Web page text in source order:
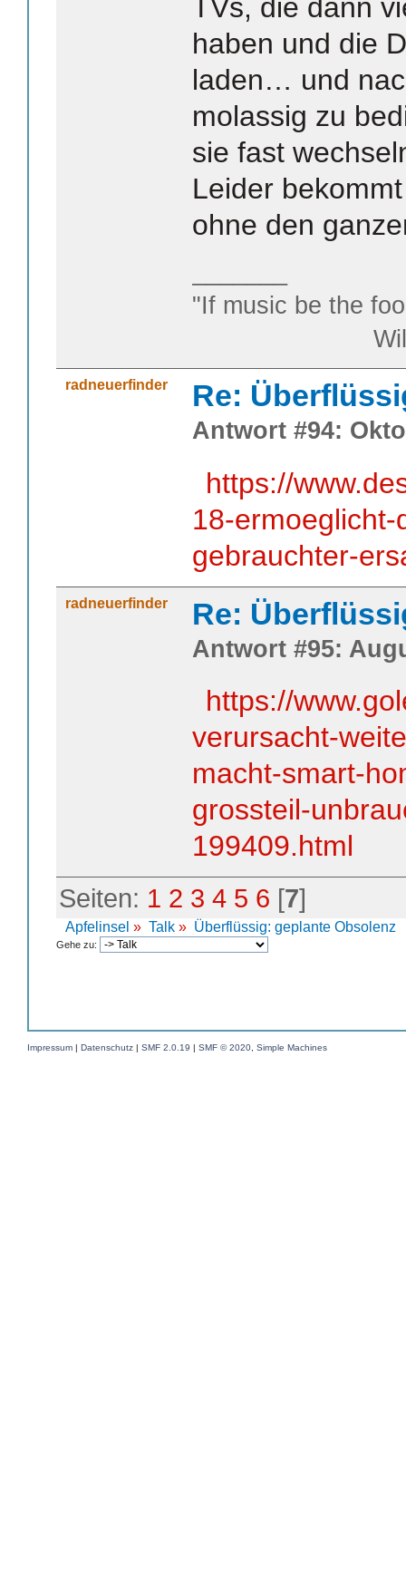
TVs, die dann
haben und die
laden… und
molassig zu
sie fast
Leider
ohne den
"If music be the
William
radneuerfinder Re:
Antwort #94:
https://
18-
gebrauchter-
radneuerfinder Re:
Antwort #95:
https://
verursacht-
macht-smart-
grossteil-
199409.html
Seiten: 1 2 3 4 5 6 [7]
Apfelinsel » Talk » Überflüssig: geplante Obsolenz
Gehe zu:
Impressum | Datenschutz | SMF 2.0.19 | SMF © 2020 Simple Machines